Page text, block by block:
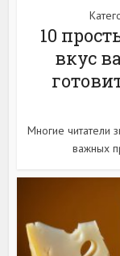
10
вкус
Многие читатели
важных